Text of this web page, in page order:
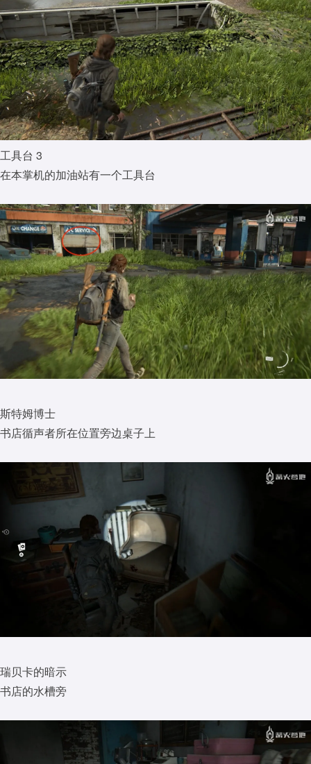
工具台 3
在本掌机的加油站有一个工具台
斯特姆博士
书店循声者所在位置旁边桌子上
瑞贝卡的暗示
书店的水槽旁